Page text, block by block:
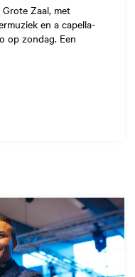
Zaal, met
en a capella-
op zondag. Een